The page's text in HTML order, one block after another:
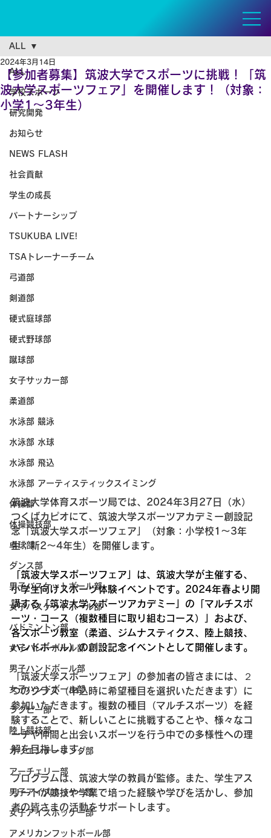
ALL
学校スポーツ
研究開発
お知らせ
NEWS FLASH
社会貢献
学生の成長
パートナーシップ
TSUKUBA LIVE!
TSAトレーナーチーム
弓道部
剣道部
硬式庭球部
硬式野球部
蹴球部
女子サッカー部
柔道部
水泳部 競泳
水泳部 水球
水泳部 飛込
水泳部 アーティスティックスイミング
体操部
体操競技部
卓球部
ダンス部
男子バスケットボール部
女子バスケットボール部
バドミントン部
女子バレーボール部
男子ハンドボール部
女子ハンドボール部
ラグビー部
陸上競技部
オリエンテーリング部
アーチェリー部
男子アイスホッケー部
女子アイスホッケー部
アメリカンフットボール部
ALL
【参加者募集】筑波大学でスポーツに挑戦！「筑
波大学スポーツフェア」を開催します！（対象：
小学1〜3年生）
2024年3月14日
筑波大学体育スポーツ局では、2024年3月27日（水）
つくばカピオにて、筑波大学スポーツアカデミー創設記
念「筑波大学スポーツフェア」（対象：小学校1〜3年
生；新2〜4年生）を開催します。
「筑波大学スポーツフェア」は、筑波大学が主催する、
小学生向けスポーツ体験イベントです。2024年春より開
講する「筑波大学スポーツアカデミー」の「マルチスポ
ーツ・コース（複数種目に取り組むコース）」および、
各スポーツ教室（柔道、ジムナスティクス、陸上競技、
ハンドボール）の創設記念イベントとして開催します。
「筑波大学スポーツフェア」の参加者の皆さまには、２
つのクラス（申込時に希望種目を選択いただきます）に
参加いただきます。複数の種目（マルチスポーツ）を経
験することで、新しいことに挑戦することや、様々なコ
ーチや仲間と出会いスポーツを行う中での多様性への理
解を目指します。
プログラムは、筑波大学の教員が監修。また、学生アス
リートが競技や学業で培った経験や学びを活かし、参加
者の皆さまの活動をサポートします。